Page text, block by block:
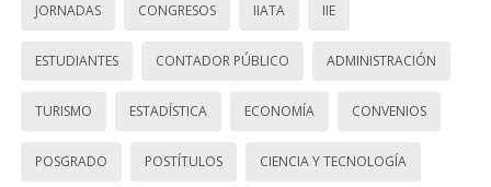
JORNADAS CONGRESOS IIATA IIE
ESTUDIANTES CONTADOR PÚBLICO ADMINISTRACIÓN
TURISMO ESTADÍSTICA ECONOMÍA CONVENIOS
POSGRADO POSTÍTULOS CIENCIA Y TECNOLOGÍA